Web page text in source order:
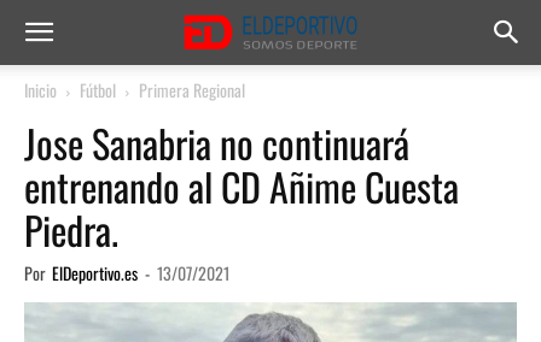
Inicio Fútbol Primera Regional
Jose Sanabria no continuará
entrenando al CD Añime Cuesta
Piedra.
Por ElDeportivo.es - 13/07/2021